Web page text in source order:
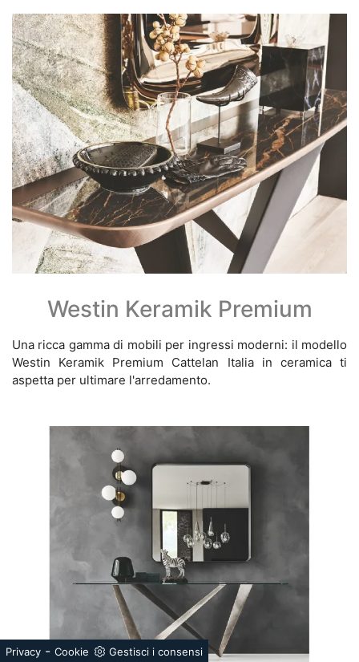
Privacy - Cookie Gestisci i consensi
Westin Keramik Premium
Una ricca gamma di mobili per ingressi moderni: il modello
Westin Keramik Premium Cattelan Italia in ceramica ti
aspetta per ultimare l'arredamento.